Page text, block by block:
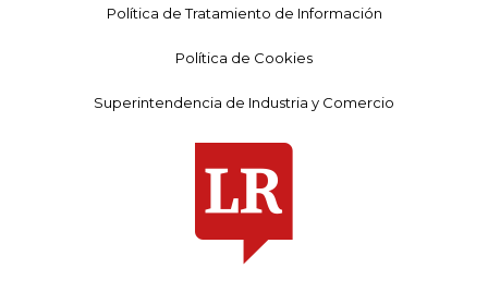
Política de Tratamiento de Información
Política de Cookies
Superintendencia de Industria y Comercio